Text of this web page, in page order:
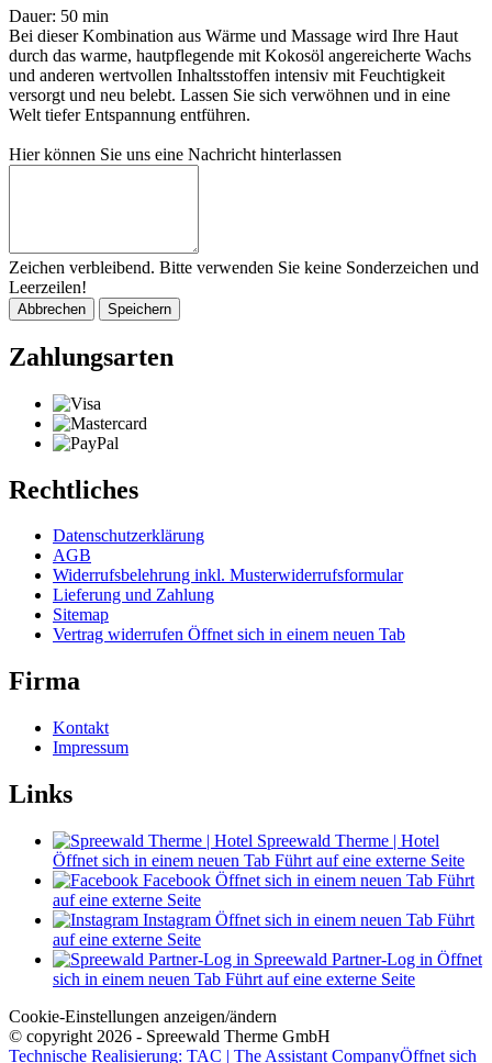
Dauer: 50 min
Bei dieser Kombination aus Wärme und Massage wird Ihre Haut
durch das warme, hautpflegende mit Kokosöl angereicherte Wachs
und anderen wertvollen Inhaltsstoffen intensiv mit Feuchtigkeit
versorgt und neu belebt. Lassen Sie sich verwöhnen und in eine
Welt tiefer Entspannung entführen.
Hier können Sie uns eine Nachricht hinterlassen
Zeichen verbleibend. Bitte verwenden Sie keine Sonderzeichen und
Leerzeilen!
Abbrechen Speichern
Zahlungsarten
Rechtliches
Datenschutzerklärung
AGB
Widerrufsbelehrung inkl. Musterwiderrufsformular
Lieferung und Zahlung
Sitemap
Vertrag widerrufen Öffnet sich in einem neuen Tab
Firma
Kontakt
Impressum
Links
Spreewald Therme | Hotel
Öffnet sich in einem neuen Tab Führt auf eine externe Seite
Facebook Öffnet sich in einem neuen Tab Führt
auf eine externe Seite
Instagram Öffnet sich in einem neuen Tab Führt
auf eine externe Seite
Spreewald Partner-Log in Öffnet
sich in einem neuen Tab Führt auf eine externe Seite
Cookie-Einstellungen anzeigen/ändern
© copyright 2026 - Spreewald Therme GmbH
Technische Realisierung: TAC | The Assistant CompanyÖffnet sich